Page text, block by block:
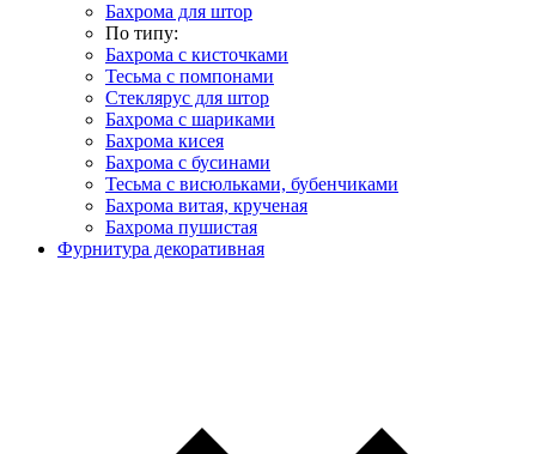
Бахрома для штор
По типу:
Бахрома с кисточками
Тесьма с помпонами
Стеклярус для штор
Бахрома с шариками
Бахрома кисея
Бахрома с бусинами
Тесьма с висюльками, бубенчиками
Бахрома витая, крученая
Бахрома пушистая
Фурнитура декоративная